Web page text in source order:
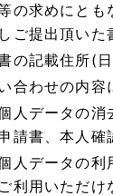
の求めにと
ご提出頂いた
の記載住所(
合わせの内容
人データの消
請書、本人確
人データの利
利用いただけ